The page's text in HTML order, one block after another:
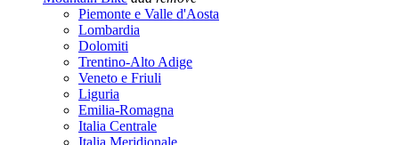
Piemonte e Valle d'Aosta
Lombardia
Dolomiti
Trentino-Alto Adige
Veneto e Friuli
Liguria
Emilia-Romagna
Italia Centrale